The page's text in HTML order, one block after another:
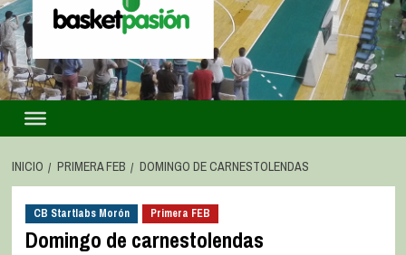
INICIO PRIMERA FEB DOMINGO DE CARNESTOLENDAS
CB Startlabs Morón Primera FEB
Domingo de carnestolendas